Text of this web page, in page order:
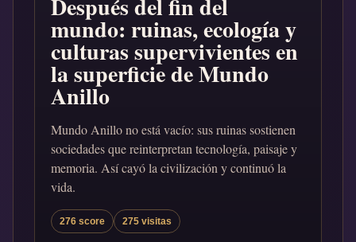
Después del fin del
mundo: ruinas, ecología y
culturas supervivientes en
la superficie de Mundo
Anillo
Mundo Anillo no está vacío: sus ruinas sostienen
sociedades que reinterpretan tecnología, paisaje y
memoria. Así cayó la civilización y continuó la
vida.
276 score 275 visitas